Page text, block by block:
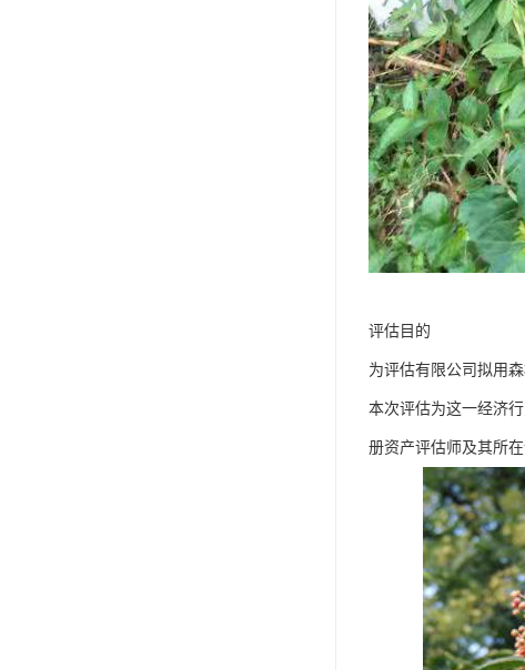
评估目的
为评估有限公司拟用
本次评估为这一经济
册资产评估师及其所在